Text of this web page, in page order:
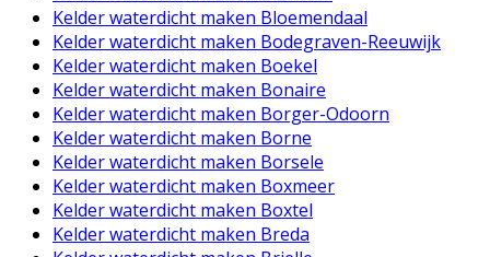
Kelder waterdicht maken Bloemendaal
Kelder waterdicht maken Bodegraven-Reeuwijk
Kelder waterdicht maken Boekel
Kelder waterdicht maken Bonaire
Kelder waterdicht maken Borger-Odoorn
Kelder waterdicht maken Borne
Kelder waterdicht maken Borsele
Kelder waterdicht maken Boxmeer
Kelder waterdicht maken Boxtel
Kelder waterdicht maken Breda